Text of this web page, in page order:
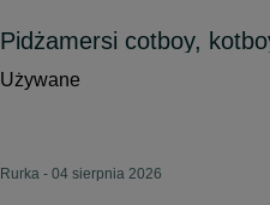
Pidżamersi cotboy,
Używane
Rurka - 04 sierpnia 2026